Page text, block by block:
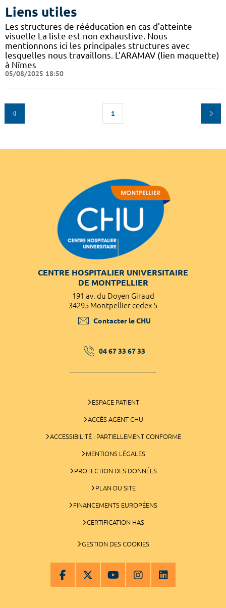
Liens utiles
Les structures de rééducation en cas d’atteinte
visuelle La liste est non exhaustive. Nous
mentionnons ici les principales structures avec
lesquelles nous travaillons. L’ARAMAV (lien maquette)
à Nîmes
05/08/2025 18:50
1
CENTRE HOSPITALIER UNIVERSITAIRE
DE MONTPELLIER
191 av. du Doyen Giraud
34295 Montpellier cedex 5
Contacter le CHU
04 67 33 67 33
ESPACE PATIENT
ACCÈS AGENT CHU
ACCESSIBILITÉ : PARTIELLEMENT CONFORME
MENTIONS LÉGALES
PROTECTION DES DONNÉES
PLAN DU SITE
FINANCEMENTS EUROPÉENS
CERTIFICATION HAS
GESTION DES COOKIES